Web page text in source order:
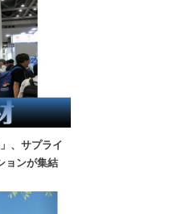
、サプライ
ョンが集結